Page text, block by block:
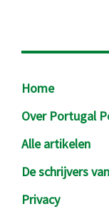
Footer
Home
Over Portugal
Alle artikelen
De schrijvers
Privacy